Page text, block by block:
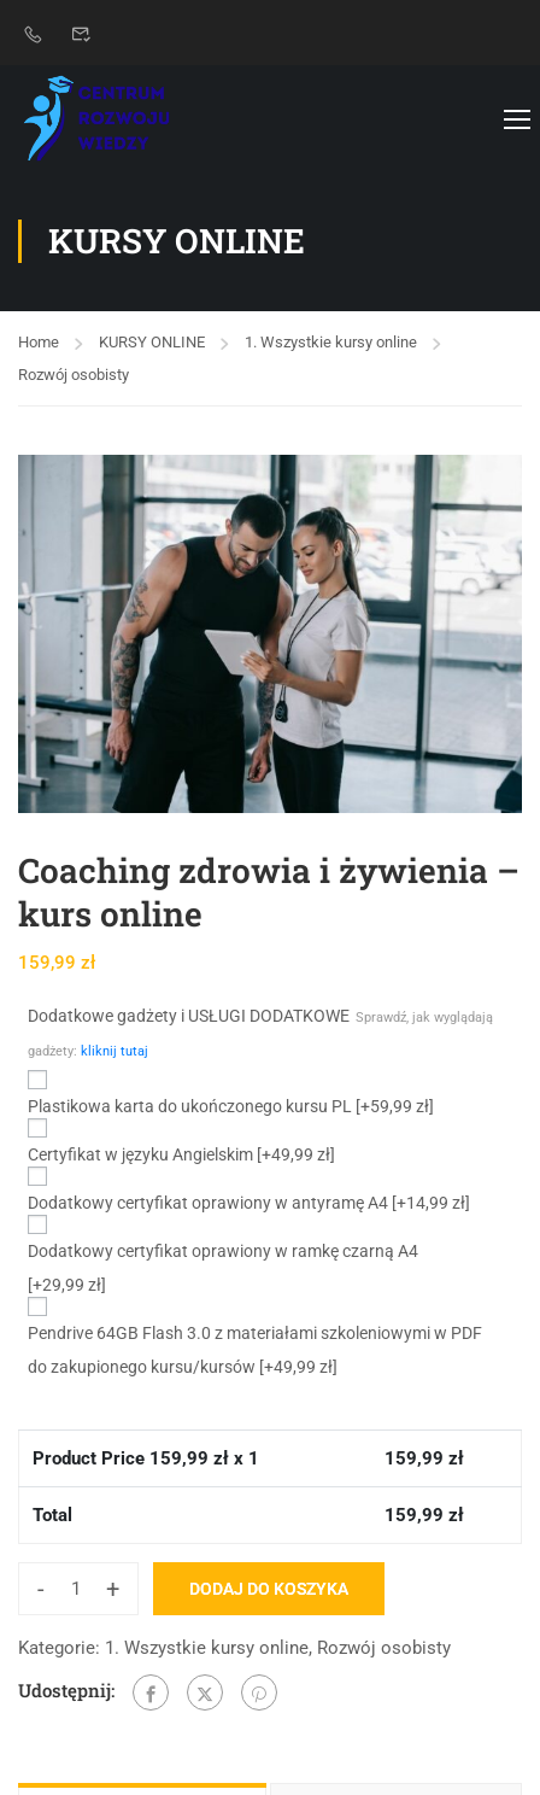
KURSY ONLINE
Home KURSY ONLINE
1. Wszystkie kursy online
Rozwój osobisty
Coaching zdrowia i żywienia –
kurs online
159,99 zł
Dodatkowe gadżety i USŁUGI DODATKOWE Sprawdź, jak wyglądają
gadżety: kliknij tutaj
Plastikowa karta do ukończonego kursu PL [+59,99 zł]
Certyfikat w języku Angielskim [+49,99 zł]
Dodatkowy certyfikat oprawiony w antyramę A4 [+14,99 zł]
Dodatkowy certyfikat oprawiony w ramkę czarną A4
[+29,99 zł]
Pendrive 64GB Flash 3.0 z materiałami szkoleniowymi w PDF
do zakupionego kursu/kursów [+49,99 zł]
Product Price 159,99 zł x 1 159,99 zł
Total 159,99 zł
- + DODAJ DO KOSZYKA
Kategorie: 1. Wszystkie kursy online, Rozwój osobisty
Udostępnij: